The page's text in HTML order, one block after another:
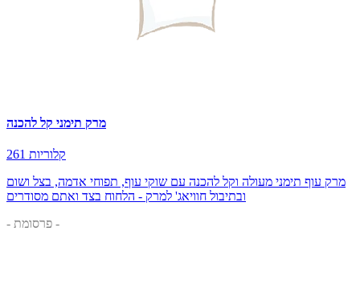
מרק תימני קל להכנה
261 קלוריות
מרק עוף תימני מעולה וקל להכנה עם שוקי עוף, תפוחי אדמה, בצל ושום
ובתיבול חוויאג' למרק - הלחוח בצד ואתם מסודרים
- פרסומת -